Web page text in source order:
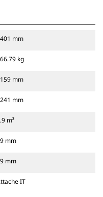
mm
kg
mm
mm
m³
mm
mm
IT